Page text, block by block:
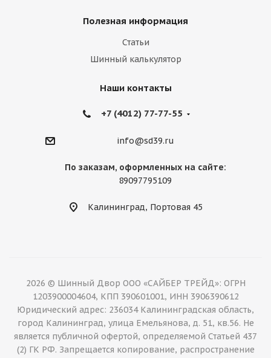
Полезная информация
Статьи
Шинный калькулятор
Наши контакты
+7 (4012) 77-77-55
info@sd39.ru
По заказам, оформленных на сайте:
89097795109
Калининград, Портовая 45
2026 © Шинный Двор ООО «САЙБЕР ТРЕЙД»: ОГРН
1203900004604, КПП 390601001, ИНН 3906390612
Юридический адрес: 236034 Калининградская область,
город Калининград, улица Емельянова, д. 51, кв.56. Не
является публичной офертой, определяемой Статьей 437
(2) ГК РФ. Запрещается копирование, распространение